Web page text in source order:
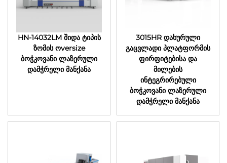
HN-14032LM შიდა ტიპის
ზომის ოversize
ბოჭკოვანი ლაზერული
დამჭრელი მანქანა
3015HR დახურული
გაცვლადი პლატფორმის
ფირფიტებისა და
მილების
ინტეგრირებული
ბოჭკოვანი ლაზერული
დამჭრელი მანქანა